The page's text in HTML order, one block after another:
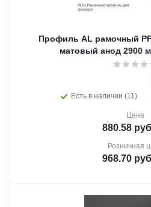
Профиль AL рамочный
матовый анод 2900
Есть в наличии (11)
Цена
880.58
Розничная
968.70